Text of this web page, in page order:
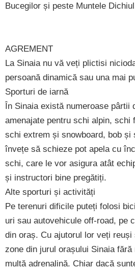
Bucegilor și peste Muntele
AGREMENT
La Sinaia nu vă veți plictisi
persoană dinamică sau una mai
Sporturi de iarnă
În Sinaia există numeroase pârtii
amenajate pentru schi alpin, schi
schi extrem și snowboard, bob și
învețe să schieze pot apela cu
schi, care le vor asigura atât
și instructori bine pregătiți.
Alte sporturi și activități
Pe terenuri dificile puteți folosi
uri sau autovehicule off-road, pe
din oraș. Cu ajutorul lor veți
zone din jurul orașului Sinaia
multă adrenalină. Chiar dacă